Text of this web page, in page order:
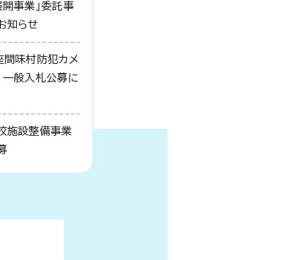
事業」委託事
知らせ
味村防犯カメ
般入札公募に
施設整備事業